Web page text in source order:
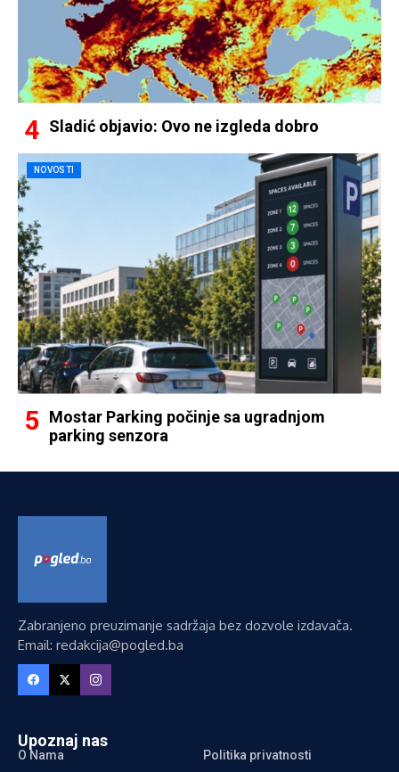
Sladić objavio: Ovo ne izgleda dobro
NOVOSTI
Mostar Parking počinje sa ugradnjom
parking senzora
Zabranjeno preuzimanje sadržaja bez dozvole izdavača.
Email: redakcija@pogled.ba
Upoznaj nas
O Nama Politika privatnosti